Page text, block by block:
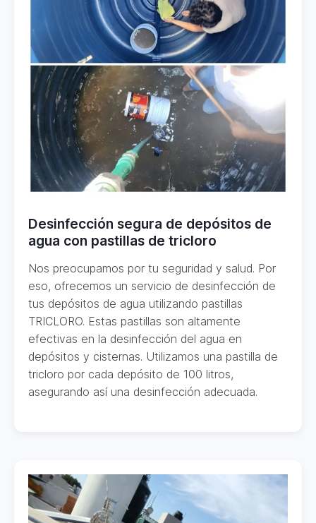
Desinfección segura de depósitos de
agua con pastillas de tricloro
Nos preocupamos por tu seguridad y salud. Por
eso, ofrecemos un servicio de desinfección de
tus depósitos de agua utilizando pastillas
TRICLORO. Estas pastillas son altamente
efectivas en la desinfección del agua en
depósitos y cisternas. Utilizamos una pastilla de
tricloro por cada depósito de 100 litros,
asegurando así una desinfección adecuada.